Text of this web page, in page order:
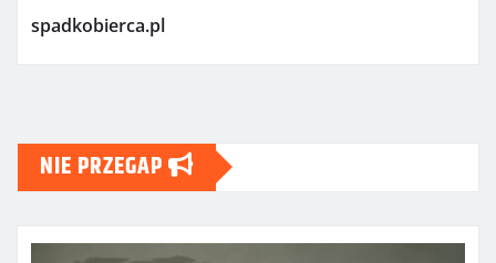
spadkobierca.pl
NIE PRZEGAP